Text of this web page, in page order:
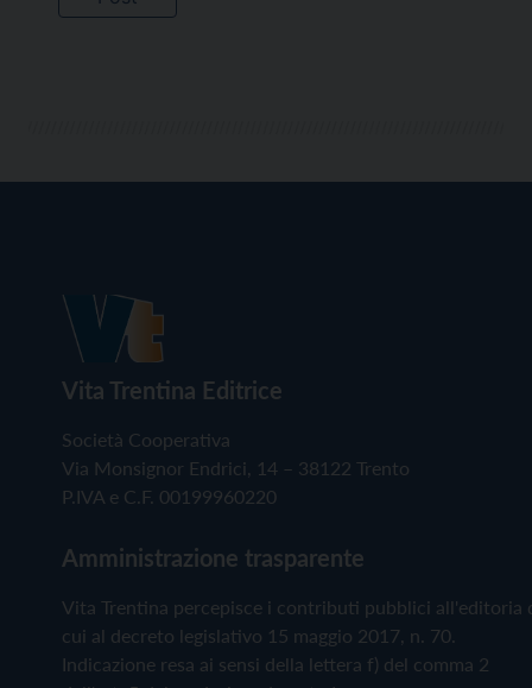
Vita Trentina Editrice
Società Cooperativa
Via Monsignor Endrici, 14 – 38122 Trento
P.IVA e C.F. 00199960220
Amministrazione trasparente
Vita Trentina percepisce i contributi pubblici all'editoria
cui al decreto legislativo 15 maggio 2017, n. 70.
Indicazione resa ai sensi della lettera f) del comma 2